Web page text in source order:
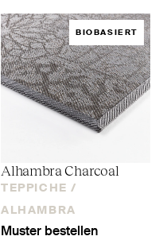
BIOBASIERT
Alhambra Charcoal
TEPPICHE /
ALHAMBRA
Muster bestellen